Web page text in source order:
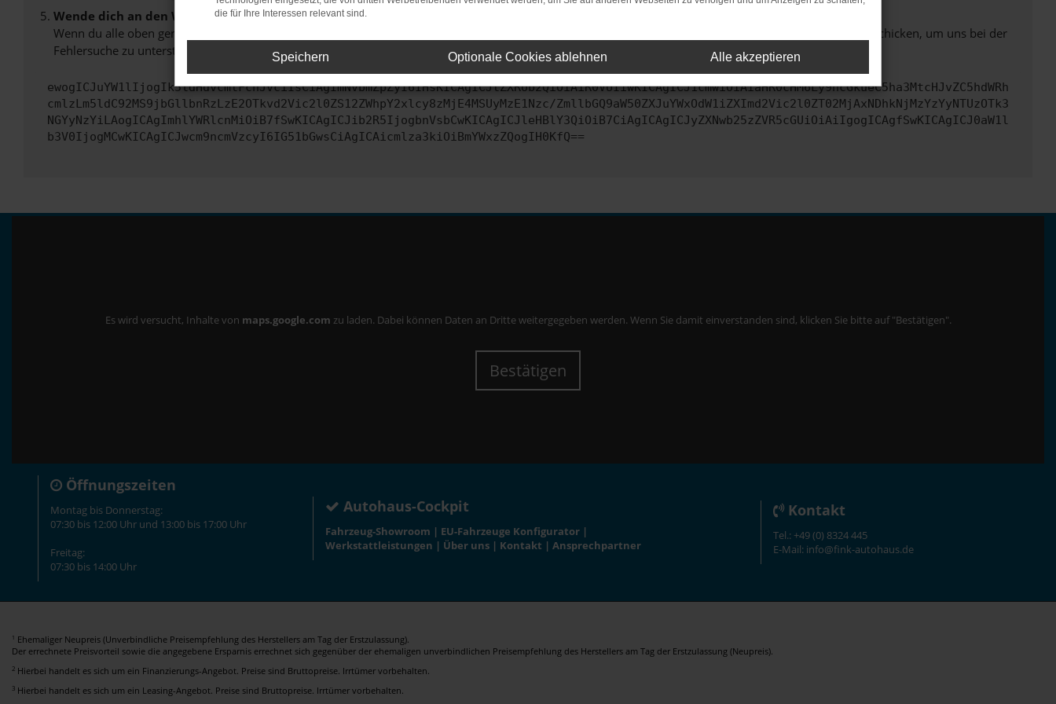
Wende dich an den Webseitenbetreiber.
Wenn du alle oben genannten Schritte versucht hast, kontaktiere uns bitte. Wir werden versuchen, das Problem zu beheben. Du kannst uns diesen Text schicken, um uns bei der
Fehlersuche zu unterstützen:
ewogICJuYW1lIjogIk5ldHdvcmtFcnJvciIsCiAgImNvbmZpZyI6IHsKICAgICJtZXRob2QiOiAiR0VUIiwKICAgICJ1cmwiOiAiaHR0cHM6Ly9hcGkueC5ha3MtcHJvZC5hdWRh
cmlzLm5ldC92MS9jbGllbnRzLzE2OTkvd2Vic2l0ZS12ZWhpY2xlcy8zMjE4MSUyMzE1Nzc/ZmllbGQ9aW50ZXJuYWxOdW1iZXImd2Vic2l0ZT02MjAxNDhkNjMzYzYyNTUzOTk3
NGYyNzYiLAogICAgImhlYWRlcnMiOiB7fSwKICAgICJib2R5IjogbnVsbCwKICAgICJleHBlY3QiOiB7CiAgICAgICJyZXNwb25zZVR5cGUiOiAiIgogICAgfSwKICAgICJ0aW1l
b3V0IjogMCwKICAgICJwcm9ncmVzcyI6IG51bGwsCiAgICAicmlza3kiOiBmYWxzZQogIH0KfQ==
Es wird versucht, Inhalte von maps.google.com zu laden. Dabei können Daten an Dritte weitergegeben werden. Wenn Sie damit einverstanden sind, klicken Sie bitte auf "Bestätigen".
Bestätigen
Öffnungszeiten
Montag bis Donnerstag:
07:30 bis 12:00 Uhr und 13:00 bis 17:00 Uhr
Freitag:
07:30 bis 14:00 Uhr
Autohaus-Cockpit
Fahrzeug-Showroom | EU-Fahrzeuge Konfigurator |
Werkstattleistungen | Über uns | Kontakt |Ansprechpartner
Kontakt
Tel.: +49 (0) 8324 445
E-Mail: info@fink-autohaus.de
1 Ehemaliger Neupreis (Unverbindliche Preisempfehlung des Herstellers am Tag der Erstzulassung).
Der errechnete Preisvorteil sowie die angegebene Ersparnis errechnet sich gegenüber der ehemaligen unverbindlichen Preisempfehlung des Herstellers am Tag der Erstzulassung (Neupreis).
2 Hierbei handelt es sich um ein Finanzierungs-Angebot. Preise sind Bruttopreise. Irrtümer vorbehalten.
3 Hierbei handelt es sich um ein Leasing-Angebot. Preise sind Bruttopreise. Irrtümer vorbehalten.
die für Ihre Interessen relevant sind.
Speichern Optionale Cookies ablehnen Alle akzeptieren